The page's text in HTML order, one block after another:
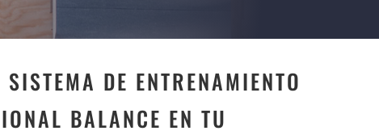
DE ENTRENAMIENTO
BALANCE EN TU